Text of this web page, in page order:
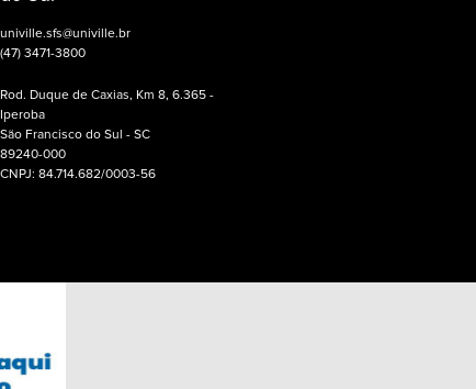
univille.sfs@univille.br
(47) 3471-3800
Rod. Duque de Caxias, Km 8, 6.365 -
Iperoba
São Francisco do Sul - SC
89240-000
CNPJ: 84.714.682/0003-56